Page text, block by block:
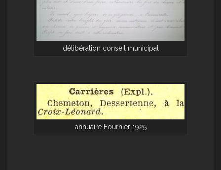
délibération conseil municipal
annuaire Fournier 1925